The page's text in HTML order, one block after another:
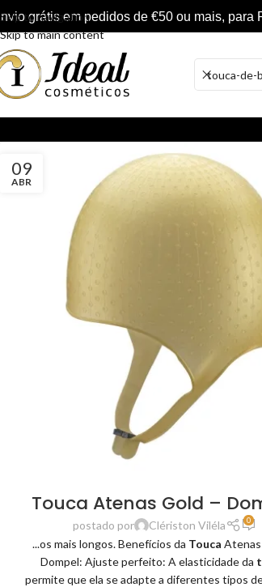
Skip to navigation
Skip to main content
grátis em pedidos de €50 ou mais, para
09
ABR
Touca Atenas Gold –
postado por Clériston Viléla 0
...os mais longos. Benefícios da Touca
Dompel: Ajuste perfeito: A elasticidade da
permite que ela se adapte a diferentes tipos